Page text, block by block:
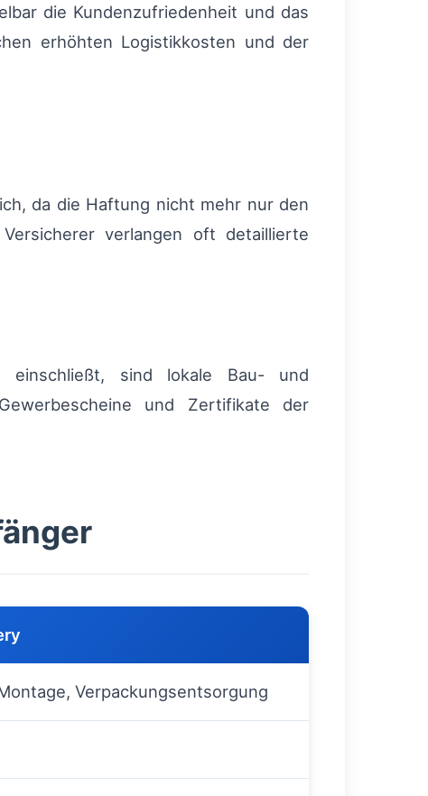
die Kundenzufriedenheit und das
erhöhten Logistikkosten und der
da die Haftung nicht mehr nur den
verlangen oft detaillierte
einschließt, sind lokale Bau- und
und Zertifikate der
Verpackungsentsorgung